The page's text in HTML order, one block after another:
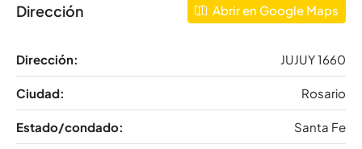
Dirección Abrir en Google Maps
Dirección: JUJUY 1660
Ciudad: Rosario
Estado/condado: Santa Fe